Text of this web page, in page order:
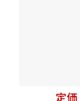
定価